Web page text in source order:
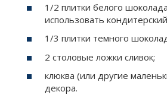
1/2 плитки белого
использовать
1/3 плитки темного
2 столовые ложки сливок;
клюква (или другие
декора.